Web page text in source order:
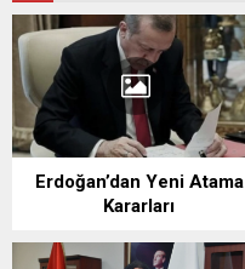
Erdoğan’dan Yeni Atama
Kararları